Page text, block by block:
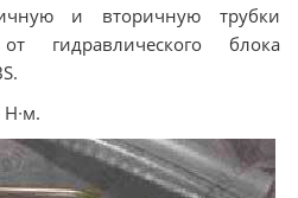
и вторичную трубки
гидравлического блока